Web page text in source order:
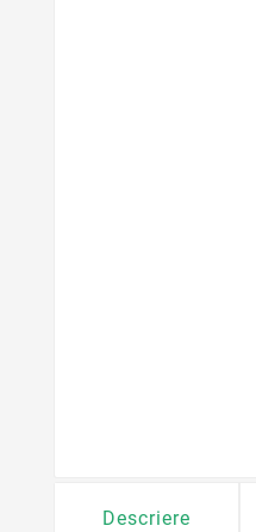
Descriere